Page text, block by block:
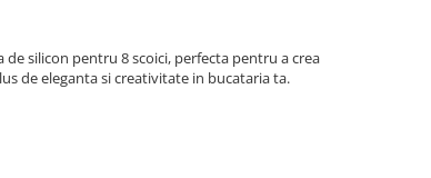
silicon pentru 8 scoici, perfecta pentru a crea
de eleganta si creativitate in bucataria ta.